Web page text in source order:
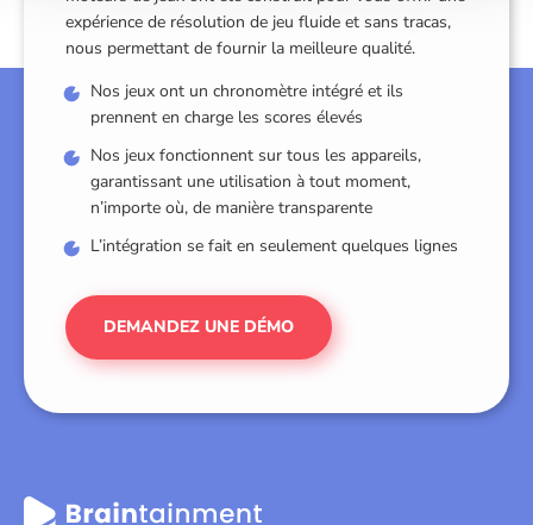
expérience de résolution de jeu fluide et sans tracas,
nous permettant de fournir la meilleure qualité.
Nos jeux ont un chronomètre intégré et ils
prennent en charge les scores élevés
Nos jeux fonctionnent sur tous les appareils,
garantissant une utilisation à tout moment,
n’importe où, de manière transparente
L’intégration se fait en seulement quelques lignes
DEMANDEZ UNE DÉMO